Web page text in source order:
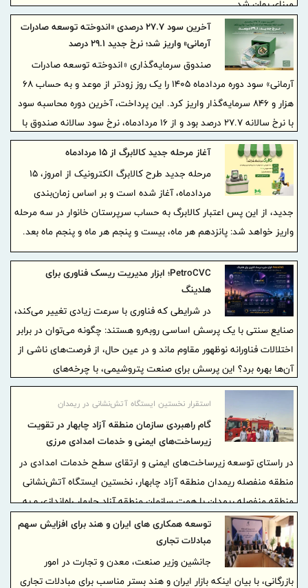
مبنای یوان شد.
آخرین سود ۲۷.۷ درصدی «اندوخته توسعه صادرات
آرمانی» واریز شد؛ نرخ جدید ۲۹.۱ درصد
صندوق سرمایه‌گذاری «اندوخته توسعه صادرات
آرمانی» سود دوره مردادماه ۱۴۰۵ را یک روز زودتر از موعد و به حساب ۶۸
هزار و ۸۴۶ سرمایه‌گذار واریز کرد. این پرداخت، آخرین دوره محاسبه سود
با نرخ سالانه ۲۷.۷ درصد بود و از ۱۶ مردادماه، نرخ سود سالانه صندوق با
۱.۴ واحد درصد افزایش به ۲۹.۱ درصد رسید.
آغاز مرحله جدید کالابرگ از ۱۵ مردادماه
مرحله جدید طرح کالابرگ الکترونیک از امروز، ۱۵
مردادماه، آغاز شده است و بر اساس زمان‌بندی
جدید، از این پس اعتبار کالابرگ به حساب سرپرستان خانوار در سه مرحله
واریز خواهد شد: پانزدهم هر ماه، بیست و پنجم هر ماه و پنجم ماه بعد.
PetroCVC؛ ابزار مدیریت ریسک فناوری برای
هلدینگ
در شرایطی که فناوری با سرعت زیادی تغییر می‌کند،
صنایع سنتی با یک پرسش اساسی روبه‌رو هستند: چگونه می‌توان در برابر
اختلالات فناورانه نوظهور مقاوم ماند و در عین حال، از فرصت‌های ناشی از
آن‌ها بهره برد؟ این پرسش برای صنعت پتروشیمی، با چرخه‌های
سرمایه‌گذاری بلندمدت، دارایی‌های سنگین و فرایندهای پیچیده، اهمیت
بیشتری دارد.
️استقرار نخستین ایستگاه آتش‌نشانی در ریمدان
گام راهبردی سازمان منطقه آزاد چابهار در تقویت
زیرساخت‌های ایمنی و خدمات امدادی مرزی
در راستای توسعه زیرساخت‌های ایمنی و ارتقای سطح خدمات امدادی در
منطقه منفصله ریمدان منطقه آزاد چابهار، نخستین ایستگاه آتش‌نشانی
منطقه منفصله ریمدان با همت سازمان منطقه آزاد چابهار راه‌اندازی و به
بهره‌برداری رسید.
توسعه همکاری های ایران و هند برای افزایش سهم
مبادلات تجاری
جانشین وزیر صنعت، معدن و تجارت در امور
بازرگانی، با بیان اینکه بازار ایران و هند بستر مناسب برای مبادلات تجاری